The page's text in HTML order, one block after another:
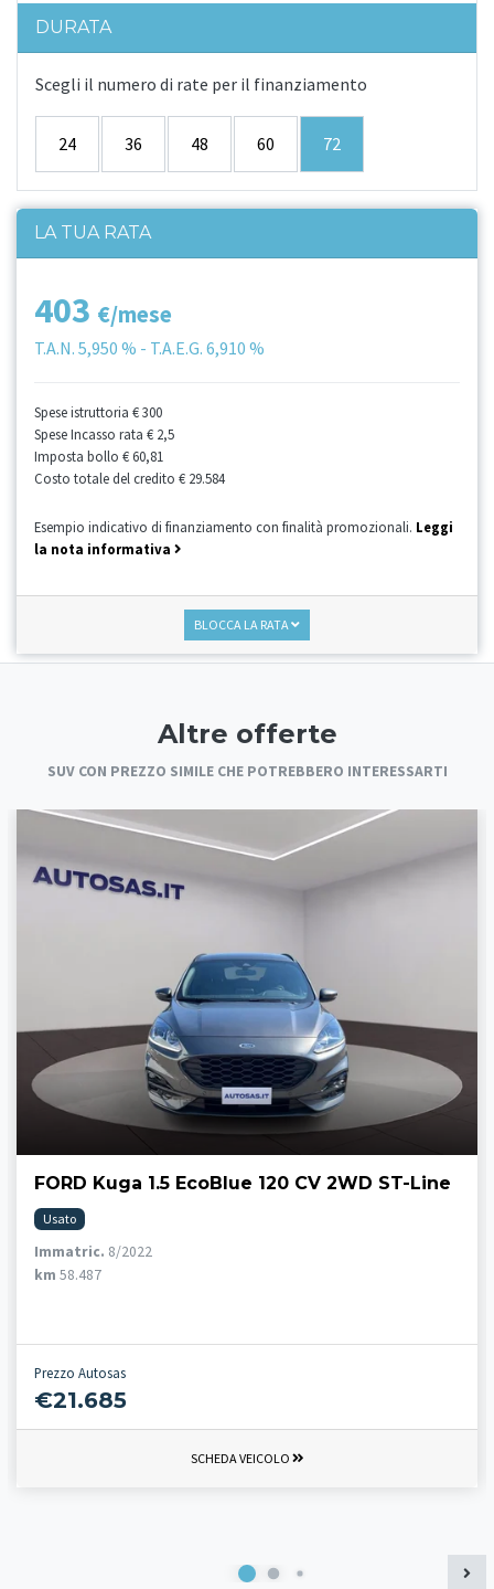
DURATA
Scegli il numero di rate per il finanziamento
24 36 48 60 72
LA TUA RATA
403 €/mese
T.A.N. 5,950 % - T.A.E.G. 6,910 %
Spese istruttoria € 300
Spese Incasso rata € 2,5
Imposta bollo € 60,81
Costo totale del credito € 29.584
Esempio indicativo di finanziamento con finalità promozionali. Leggi
la nota informativa
BLOCCA LA RATA
Altre offerte
SUV CON PREZZO SIMILE CHE POTREBBERO INTERESSARTI
FORD Kuga 1.5 EcoBlue 120 CV 2WD ST-Line
Usato
Immatric. 8/2022
km 58.487
Prezzo Autosas
€21.685
SCHEDA VEICOLO